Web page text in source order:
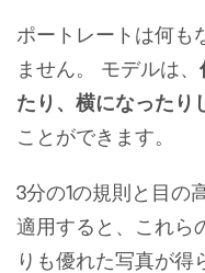
ポートレートは何も
ません。 モデルは、
たり、横になったり
ことができます。
3分の1の規則と目の
適用すると、これら
りも優れた写真が得